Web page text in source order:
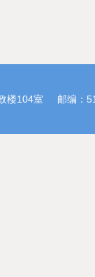
楼104室
邮编：